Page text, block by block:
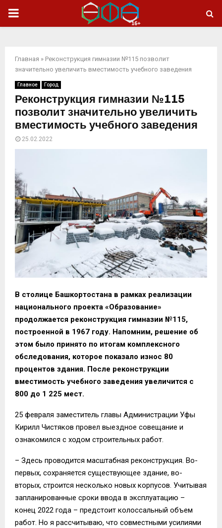
ОСНОВНОЕ
Главная » Реконструкция гимназии №115 позволит
значительно увеличить вместимость учебного заведения
Главное Город
Реконструкция гимназии №115
позволит значительно увеличить
вместимость учебного заведения
25.02.2022
В столице Башкортостана в рамках реализации
национального проекта «Образование»
продолжается реконструкция гимназии №115,
построенной в 1967 году. Напомним, решение об
этом было принято по итогам комплексного
обследования, которое показало износ 80
процентов здания. После реконструкции
вместимость учебного заведения увеличится с
800 до 1 225 мест.
25 февраля заместитель главы Администрации Уфы
Кирилл Чистяков провел выездное совещание и
ознакомился с ходом строительных работ.
– Здесь проводится масштабная реконструкция. Во-
первых, сохраняется существующее здание, во-
вторых, строится несколько новых корпусов. Учитывая
запланированные сроки ввода в эксплуатацию –
конец 2022 года – предстоит колоссальный объем
работ. Но я рассчитываю, что совместными усилиями